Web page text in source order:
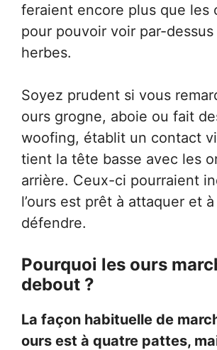
feraient encore plus que les
pour pouvoir voir par-
herbes.
Soyez prudent si vous
ours grogne, aboie ou fait
woofing, établit un contact
tient la tête basse avec les
arrière. Ceux-ci pourraient
l’ours est prêt à attaquer et à
défendre.
Pourquoi les ours
debout ?
La façon habituelle de
ours est à quatre pattes,